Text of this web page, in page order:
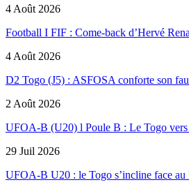
4 Août 2026
Football I FIF : Come-back d’Hervé
4 Août 2026
D2 Togo (J5) : ASFOSA conforte son
2 Août 2026
UFOA-B (U20) l Poule B : Le Togo
29 Juil 2026
UFOA-B U20 : le Togo s’incline face